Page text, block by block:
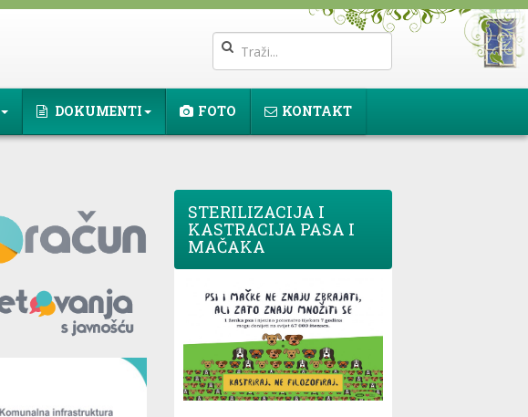
DOKUMENTI FOTO KONTAKT
STERILIZACIJA I
KASTRACIJA PASA I
MAČAKA